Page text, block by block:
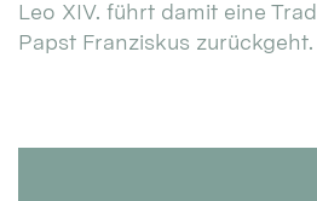
Leo XIV. führt damit eine
Papst Franziskus zurückgeht.